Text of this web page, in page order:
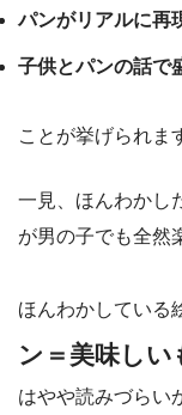
パンがリアルに再
子供とパンの話で
ことが挙げられま
一見、ほんわかし
が男の子でも全然
ほんわかしている
ン＝美味しい
はやや読みづらい